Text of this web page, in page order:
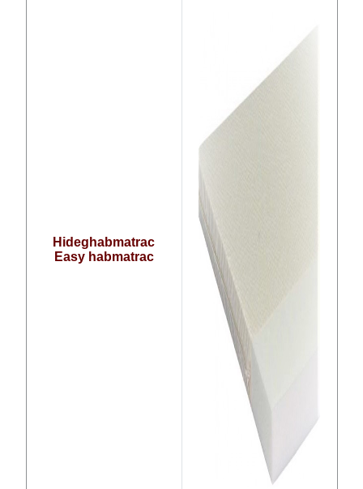
Hideghabmatrac
Easy habmatrac